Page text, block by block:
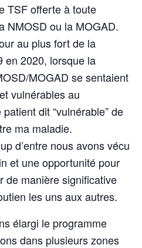
TSF offerte à toute
NMOSD ou la MOGAD.
au plus fort de la
en 2020, lorsque la
MOGAD se sentaient
vulnérables au
dit “vulnérable” de
ma maladie.
d’entre nous avons vécu
et une opportunité pour
de manière significative
les uns aux autres.
élargi le programme
dans plusieurs zones